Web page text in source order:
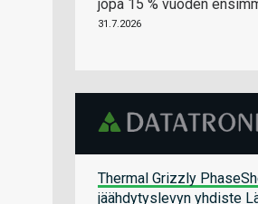
jopa 15 % vuoden
31.7.2026
Thermal Grizzly
jäähdytyslevyn yhdiste